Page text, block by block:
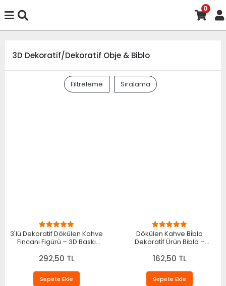
0
3D Dekoratif/Dekoratif Obje & Biblo
Filtreleme Sıralama
3'lü Dekoratif Dökülen Kahve
Fincanı Figürü – 3D Baskı
292,50 TL
Sepete Ekle
Dökülen Kahve Bi̇blo
Dekorati̇f Ürün Biblo –
Dekoratif Ürün 20 X 10 CM
162,50 TL
Sepete Ekle